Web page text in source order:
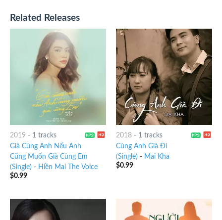
Related Releases
2019 - 1 tracks
Già Cùng Anh Nếu Anh
Cũng Muốn Già Cùng Em
(Single) - Hiền Mai The Voice
$0.99
2018- 1 tracks
Cùng Anh Già Đi
(Single) - Mai Kha
$0.99